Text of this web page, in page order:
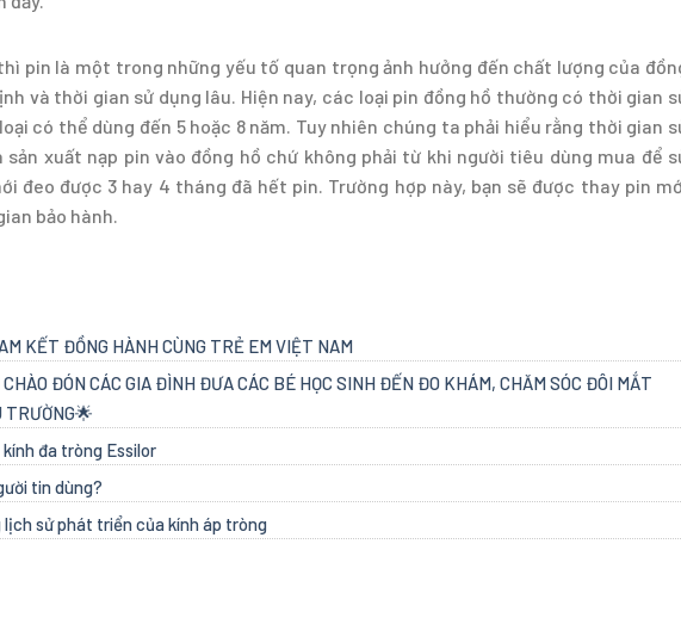
pin là một trong những yếu tố quan trọng ảnh hưởng đến chất lượng của
và thời gian sử dụng lâu. Hiện nay, các loại pin đồng hồ thường có thời gian
có thể dùng đến 5 hoặc 8 năm. Tuy nhiên chúng ta phải hiểu rằng thời gian
xuất nạp pin vào đồng hồ chứ không phải từ khi người tiêu dùng mua để
đeo được 3 hay 4 tháng đã hết pin. Trường hợp này, bạn sẽ được thay pin
bảo hành.
KẾT ĐỒNG HÀNH CÙNG TRẺ EM VIỆT NAM
ĐÓN CÁC GIA ĐÌNH ĐƯA CÁC BÉ HỌC SINH ĐẾN ĐO KHÁM, CHĂM SÓC ĐÔI MẮT
TRƯỜNG🌟
đa tròng Essilor
tin dùng?
sử phát triển của kính áp tròng